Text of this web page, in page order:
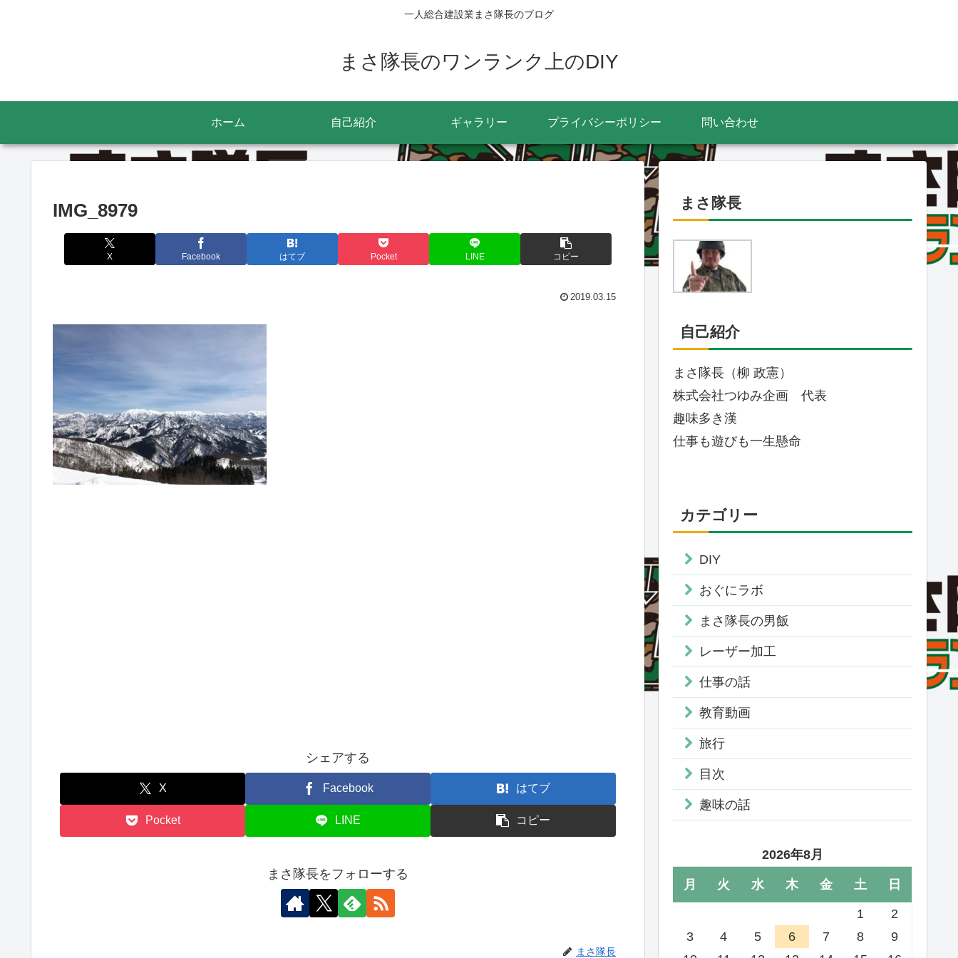
一人総合建設業まさ隊長のブログ
まさ隊長のワンランク上のDIY
ホーム 自己紹介 ギャラリー プライバシーポリシー 問い合わせ
IMG_8979
X Facebook はてブ Pocket LINE コピー
2019.03.15
シェアする
X Facebook はてブ
Pocket LINE コピー
まさ隊長をフォローする
まさ隊長
まさ隊長
自己紹介
まさ隊長（柳 政憲）
株式会社つゆみ企画 代表
趣味多き漢
仕事も遊びも一生懸命
カテゴリー
DIY
おぐにラボ
まさ隊長の男飯
レーザー加工
仕事の話
教育動画
旅行
目次
趣味の話
2026年8月
月 火 水 木 金 土 日
1
2
3
4 5 6 7 8
9